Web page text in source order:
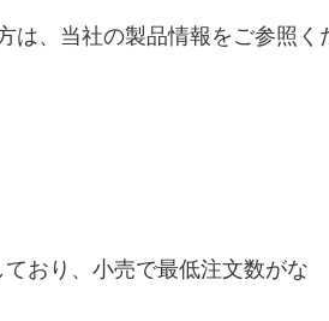
は、当社の製品情報をご参照く
おり、小売で最低注文数がな